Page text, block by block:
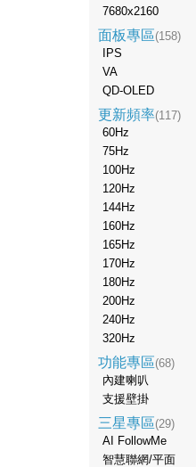
7680x2160
面板專區(158)
IPS
VA
QD-OLED
更新頻率(117)
60Hz
75Hz
100Hz
120Hz
144Hz
160Hz
165Hz
170Hz
180Hz
200Hz
240Hz
320Hz
功能專區(68)
內建喇叭
支援壁掛
三星專區(29)
AI FollowMe
智慧聯網/平面